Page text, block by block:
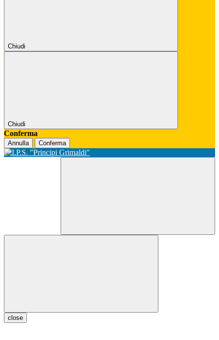
Chiudi
Chiudi
Conferma
Annulla Conferma
close